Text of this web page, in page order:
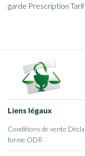
garde Prescription
Liens légaux
Conditions de vente
forme ODR